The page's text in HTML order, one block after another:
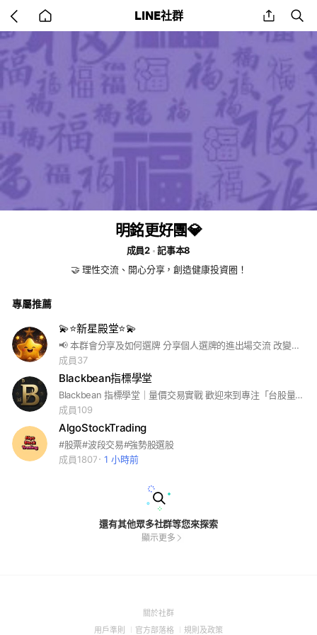
back
to
LINE社群 share
明銘更好團💎
成員2
記事本8
🤝 理性交流、開心分享，創造健康投資圈！
專屬推薦
💫⭐️新星殿堂⭐️💫
📢 本群會分享及如何選牌 分享個人選牌的進出場交流 改變及創新原本的投資思維💪✨ 邀請您一同來賺小小零用錢💰 要加入的新朋友，請先透過以下網址申請喔 https://www.instagram.com/newstar13388?igsh=NTJocTR0anZ6ZnZt&utm_source=qr
成員37
Blackbean指標學堂
Blackbean 指標學堂｜量價交易實戰 歡迎來到專注「台股量價研究」的學習社群。我們拒絕憑感覺進場，只相信數據與邏輯。 📈 學堂特色： 量價解析：深拆市場動能與大戶資金流向。 視覺化策略：將複雜分析轉化為直觀進出場訊號。 實戰交流：分享台股當沖與波段的指標觀察心得。 讓我們一起透過指標，在市場中提煉出穩定的獲利模型！
成員109
AlgoStockTrading
#股票#波段交易#強勢股選股
成員1807
1 小時前
還有其他眾多社群等您來探索
顯示更多
關於社群(Open
用戶準則 (Open
官方部落格 (Open
規則及政策(Open